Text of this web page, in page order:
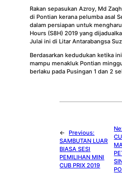
Rakan sepasukan Azroy, Md
di Pontian kerana pelumba asal
dalam persiapan untuk
Hours (S8H) 2019 yang
Julai ini di Litar Antarabangsa
Berdasarkan kedudukan ketika
mampu menakluk Pontian
berlaku pada Pusingan 1 dan 2
←
Previous:
SAMBUTAN LUAR
BIASA SESI
PEMILIHAN MINI
CUB PRIX 2019